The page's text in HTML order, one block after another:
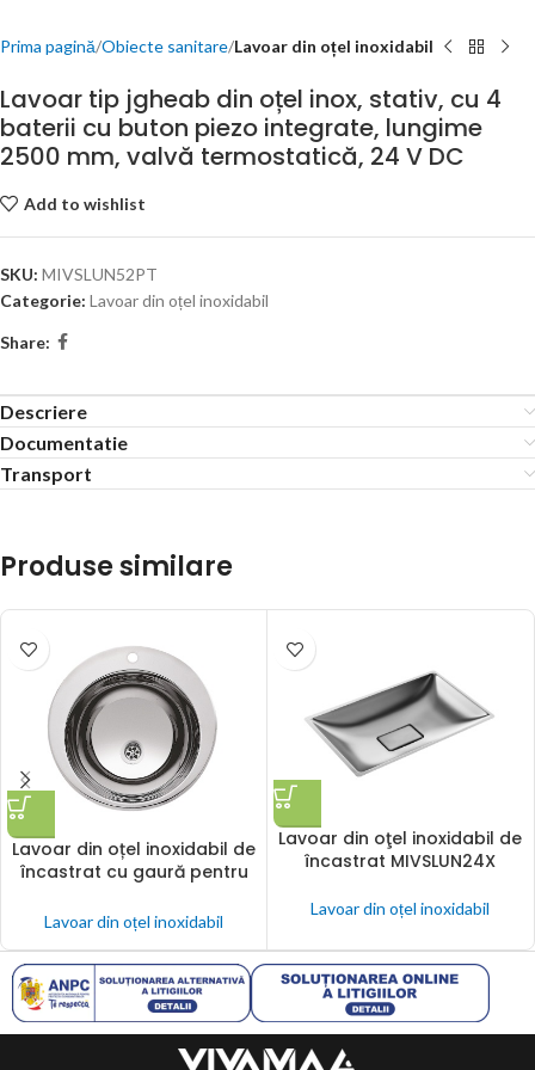
Prima pagină Obiecte sanitare Lavoar din oțel inoxidabil
Lavoar tip jgheab din oțel inox, stativ, cu 4
baterii cu buton piezo integrate, lungime
2500 mm, valvă termostatică, 24 V DC
Add to wishlist
SKU: MIVSLUN52PT
Categorie: Lavoar din oțel inoxidabil
Share:
Descriere
Documentatie
Transport
Produse similare
Lavoar din oțel inoxidabil de
încastrat cu gaură pentru
MIVSLUN28A
Lavoar din oțel inoxidabil
Lavoar din oţel inoxidabil de
încastrat MIVSLUN24X
Lavoar din oțel inoxidabil